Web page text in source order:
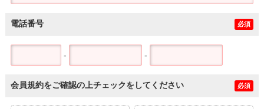
電話番号 必須
- -
会員規約をご確認の上チェックをしてください 必須